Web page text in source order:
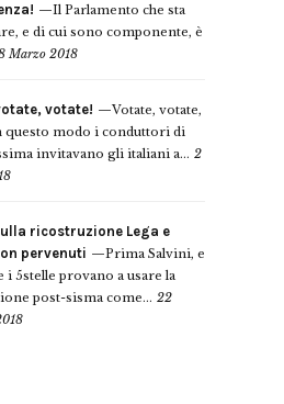
Il Parlamento che sta
e di cui sono componente, è
Marzo 2018
votate!
Votate, votate,
questo modo i conduttori di
invitavano gli italiani a... 2
ricostruzione Lega e
pervenuti
Prima Salvini, e
i 5stelle provano a usare la
post-sisma come... 22